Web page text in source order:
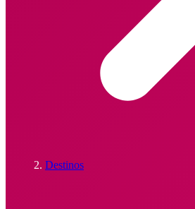
Destinos